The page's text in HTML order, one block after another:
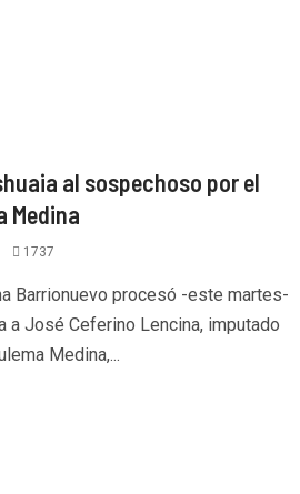
al sospechoso por el
Medina
1737
Barrionuevo procesó -este martes-
a José Ceferino Lencina, imputado
Medina,...